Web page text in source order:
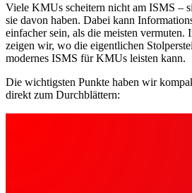
Viele KMUs scheitern nicht am ISMS –
sie davon haben. Dabei kann
einfacher sein, als die meisten vermuten.
zeigen wir, wo die eigentlichen
modernes ISMS für KMUs leisten kann.
Die wichtigsten Punkte haben wir
direkt zum Durchblättern: